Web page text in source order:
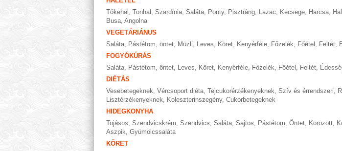
Tőkehal , Tonhal , Szardínia, Saláta, Ponty, Pisztráng, Lazac, Kecsege, Harcsa,
Busa, Angolna
VEGETÁRIÁNUS
Saláta, Pástétom, öntet, Müzli, Leves, Köret, Kenyérféle, Főzelék, Főétel , Feltét,
FOGYÓKÚRÁS
Saláta, Pástétom, öntet, Leves, Köret, Kenyérféle, Főzelék, Főétel , Feltét,
DIÉTÁS
Vesebetegeknek, Vércsoport diéta, Tejcukorérzékenyeknek, Szív és érrendszeri,
Lisztérzékenyeknek, Koleszterinszegény, Cukorbetegeknek
HIDEGKONYHA
Tojásos, Szendvicskrém, Szendvics, Saláta, Sajtos, Pástétom, Öntet, Körözött,
Aszpik, Gyümölcssaláta
KÖRET